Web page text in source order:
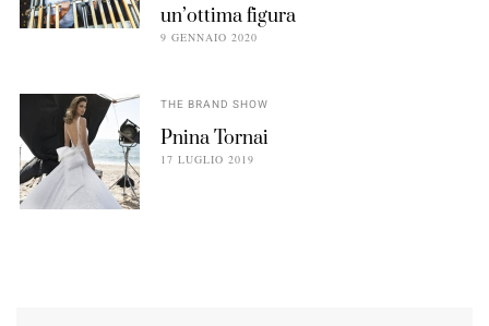
un’ottima figura
9 GENNAIO 2020
THE BRAND SHOW
Pnina Tornai
17 LUGLIO 2019